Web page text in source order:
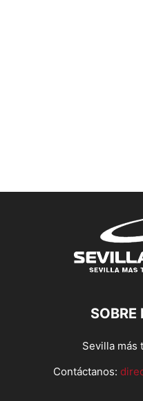
SOBRE
Sevilla más
Contáctanos: